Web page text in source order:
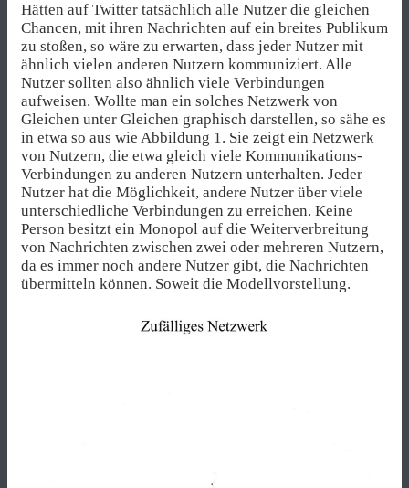
Hätten auf Twitter tatsächlich alle Nutzer die gleichen
Chancen, mit ihren Nachrichten auf ein breites Publikum
zu stoßen, so wäre zu erwarten, dass jeder Nutzer mit
ähnlich vielen anderen Nutzern kommuniziert. Alle
Nutzer sollten also ähnlich viele Verbindungen
aufweisen. Wollte man ein solches Netzwerk von
Gleichen unter Gleichen graphisch darstellen, so sähe es
in etwa so aus wie Abbildung 1. Sie zeigt ein Netzwerk
von Nutzern, die etwa gleich viele Kommunikations-
Verbindungen zu anderen Nutzern unterhalten. Jeder
Nutzer hat die Möglichkeit, andere Nutzer über viele
unterschiedliche Verbindungen zu erreichen. Keine
Person besitzt ein Monopol auf die Weiterverbreitung
von Nachrichten zwischen zwei oder mehreren Nutzern,
da es immer noch andere Nutzer gibt, die Nachrichten
übermitteln können. Soweit die Modellvorstellung.